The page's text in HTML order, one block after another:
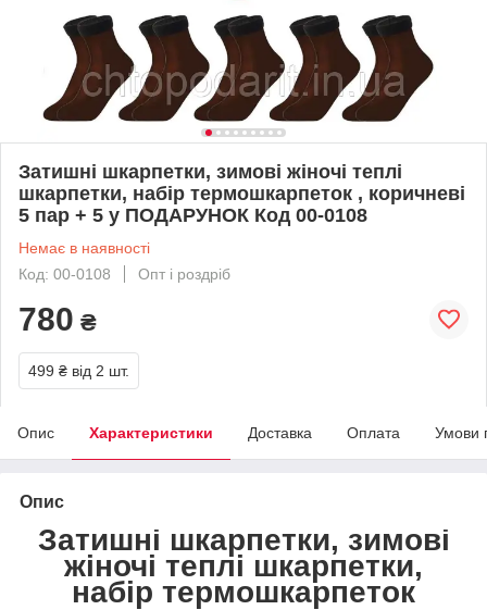
Затишні шкарпетки, зимові жіночі теплі
шкарпетки, набір термошкарпеток , коричневі
5 пар + 5 у ПОДАРУНОК Код 00-0108
Немає в наявності
Код: 00-0108
Опт і роздріб
780 ₴
499 ₴ від 2 шт.
Опис Характеристики Доставка Оплата Умови
Опис
Затишні шкарпетки, зимові
жіночі теплі шкарпетки,
набір термошкарпеток